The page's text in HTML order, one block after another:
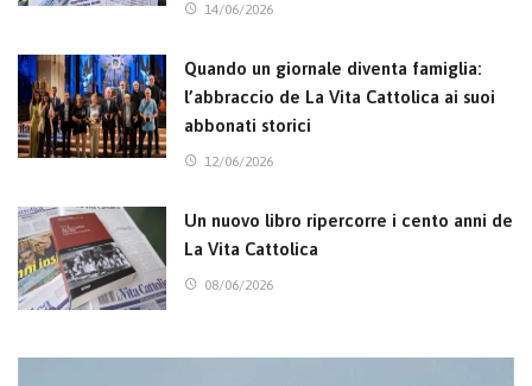
14/06/2026
Quando un giornale diventa famiglia:
l’abbraccio de La Vita Cattolica ai suoi
abbonati storici
12/06/2026
Un nuovo libro ripercorre i cento anni de
La Vita Cattolica
08/06/2026